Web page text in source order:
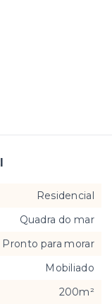
Residencial
Quadra do mar
Pronto para morar
Mobiliado
200m²